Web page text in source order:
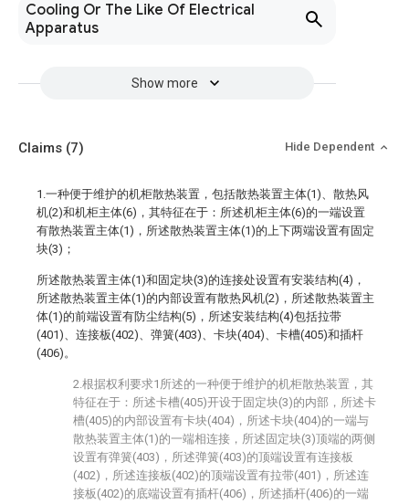
Cooling Or The Like Of Electrical
Apparatus
Show more
Claims (7) Hide Dependent
1.一种便于维护的机柜散热装置，包括散热装置主体(1)、散热风
机(2)和机柜主体(6)，其特征在于：所述机柜主体(6)的一端设置
有散热装置主体(1)，所述散热装置主体(1)的上下两端设置有固定
块(3)；
所述散热装置主体(1)和固定块(3)的连接处设置有安装结构(4)，
所述散热装置主体(1)的内部设置有散热风机(2)，所述散热装置主
体(1)的前端设置有防尘结构(5)，所述安装结构(4)包括拉带
(401)、连接板(402)、弹簧(403)、卡块(404)、卡槽(405)和插杆
(406)。
2.根据权利要求1所述的一种便于维护的机柜散热装置，其
特征在于：所述卡槽(405)开设于固定块(3)的内部，所述卡
槽(405)的内部设置有卡块(404)，所述卡块(404)的一端与
散热装置主体(1)的一端相连接，所述固定块(3)顶端的两侧
设置有弹簧(403)，所述弹簧(403)的顶端设置有连接板
(402)，所述连接板(402)的顶端设置有拉带(401)，所述连
接板(402)的底端设置有插杆(406)，所述插杆(406)的一端